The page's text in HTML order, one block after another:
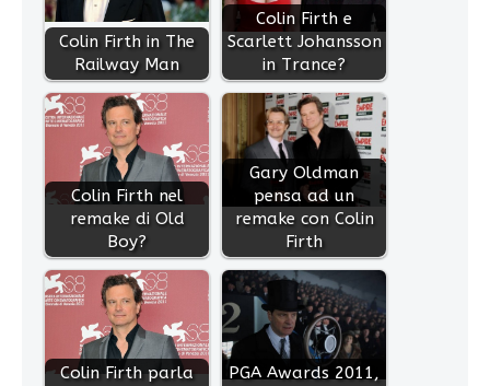
Colin Firth in The
Railway Man
Colin Firth e
Scarlett Johansson
in Trance?
Colin Firth nel
remake di Old
Boy?
Gary Oldman
pensa ad un
remake con Colin
Firth
Colin Firth parla
PGA Awards 2011,